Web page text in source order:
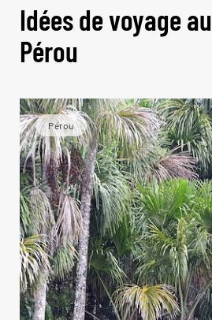
Idées de voyage au
Pérou
Pérou